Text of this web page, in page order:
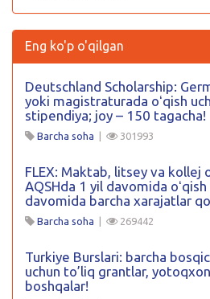
Eng ko'p o'qilgan
Deutschland Scholarship:
yoki magistraturada oʻqish
stipendiya; joy – 150 tagacha!
Barcha soha | 301993
FLEX: Maktab, litsey va kollej
AQSHda 1 yil davomida
davomida barcha xarajatlar
Barcha soha | 269442
Turkiye Burslari: barcha
uchun to’liq grantlar,
boshqalar!